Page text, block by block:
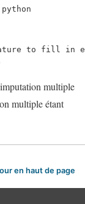
to fill in
multiple
multiple étant
en haut de page